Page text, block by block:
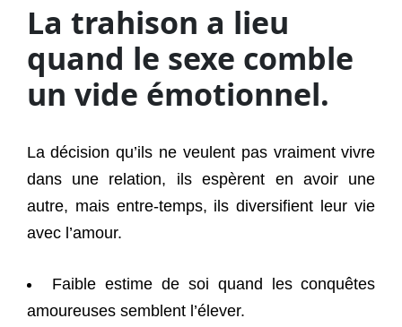
La trahison a lieu
quand le sexe comble
un vide émotionnel.
La décision qu’ils ne veulent pas vraiment vivre
dans une relation, ils espèrent en avoir une
autre, mais entre-temps, ils diversifient leur vie
avec l’amour.
Faible estime de soi quand les conquêtes
amoureuses semblent l’élever.